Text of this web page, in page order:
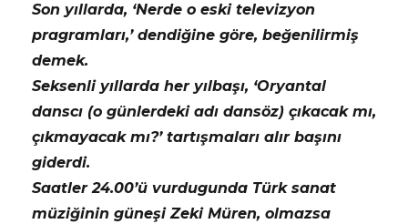
Son yıllarda, ‘Nerde o eski televizyon
pragramları,’ dendiğine göre, beğenilirmiş
demek.
Seksenli yıllarda her yılbaşı, ‘Oryantal
danscı (o günlerdeki adı dansöz) çıkacak mı,
çıkmayacak mı?’ tartışmaları alır başını
giderdi.
Saatler 24.00’ü vurdugunda Türk sanat
müziğinin güneşi Zeki Müren, olmazsa